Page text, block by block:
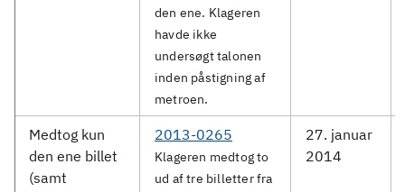
den ene. Klageren
havde ikke
undersøgt talonen
inden påstigning af
metroen.
Medtog kun
den ene billet
(samt
2013-0265
Klageren medtog to
ud af tre billetter fra
27. januar
2014